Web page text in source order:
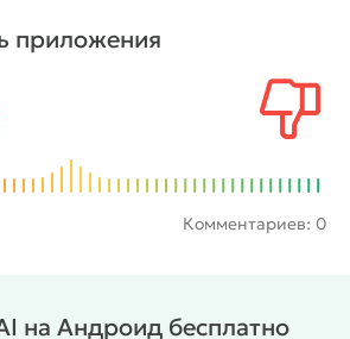
исчезли. Новые
разговоры и
заставляют Милу
собственные желания. Игра
чувствах, притяжении между
развитии отношений.
торопить события и
новых сцен. Игрок влияет на
приложения
Комментариев: 0
на Андроид бесплатно